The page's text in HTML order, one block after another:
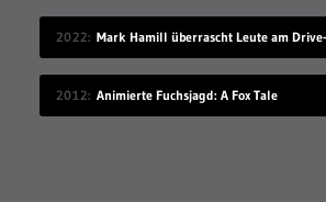
2022
2012 Animierte Fuchsjagd: A Fox Tale